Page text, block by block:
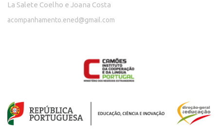
La Salete Coelho e Joana Costa
acompanhamento.ened@gmail.com